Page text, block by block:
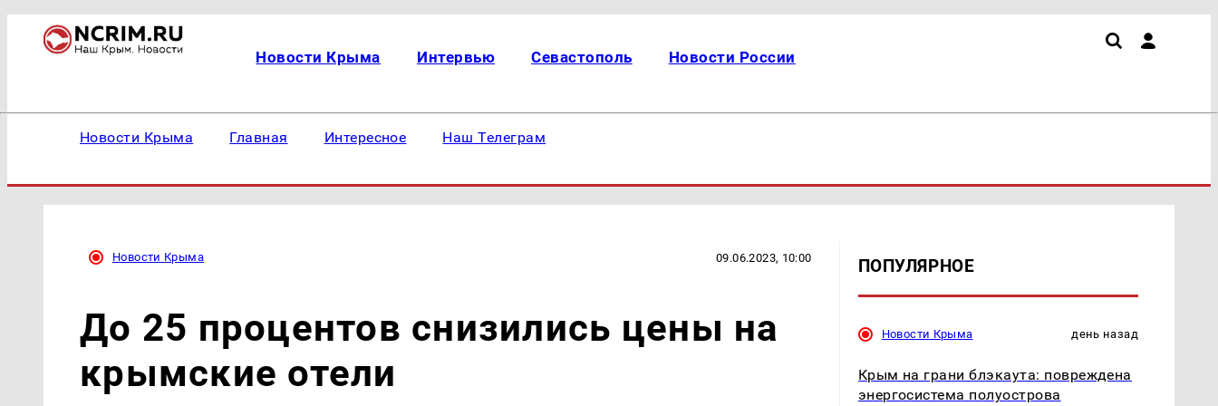
Новости Крыма Интервью Севастополь Новости России
Новости Крыма Главная Интересное Наш Телеграм
Новости Крыма 09.06.2023, 10:00
До 25 процентов снизились цены на
крымские отели
ПОПУЛЯРНОЕ
Новости Крыма день назад
Крым на грани блэкаута: повреждена
энергосистема полуострова